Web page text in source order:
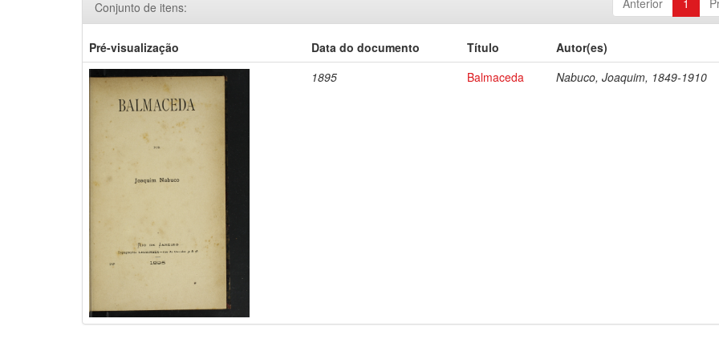
Anterior 1
Conjunto de itens:
Pré-visualização Data do documento Título
Autor(es)
1895
Balmaceda Nabuco, Joaquim, 1849-1910